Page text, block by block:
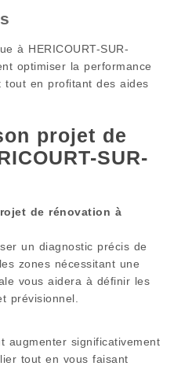
à HERICOURT-SUR-
optimiser la performance
tout en profitant des aides
projet de
SUR-
de rénovation à
un diagnostic précis de
zones nécessitant une
vous aidera à définir les
prévisionnel.
augmenter significativement
tout en vous faisant